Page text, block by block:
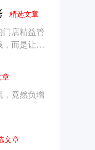
精选文章
店精益管
而是让每
章
竟然负增
文章